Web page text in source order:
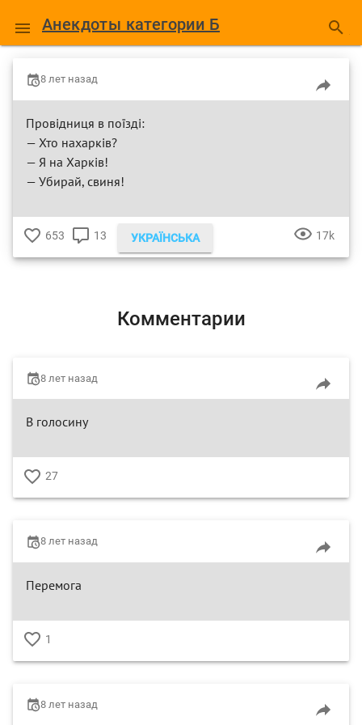
Анекдоты категории Б
8 лет назад
Провідниця в поїзді:
— Хто нахаркiв?
— Я на Харкiв!
— Убирай, свиня!
♥
653
КОММЕНТАРИЕВ
13 17k
УКРАЇНСЬКА
Комментарии
8 лет назад
В голосину
♥
27
8 лет назад
Перемога
♥
1
8 лет назад